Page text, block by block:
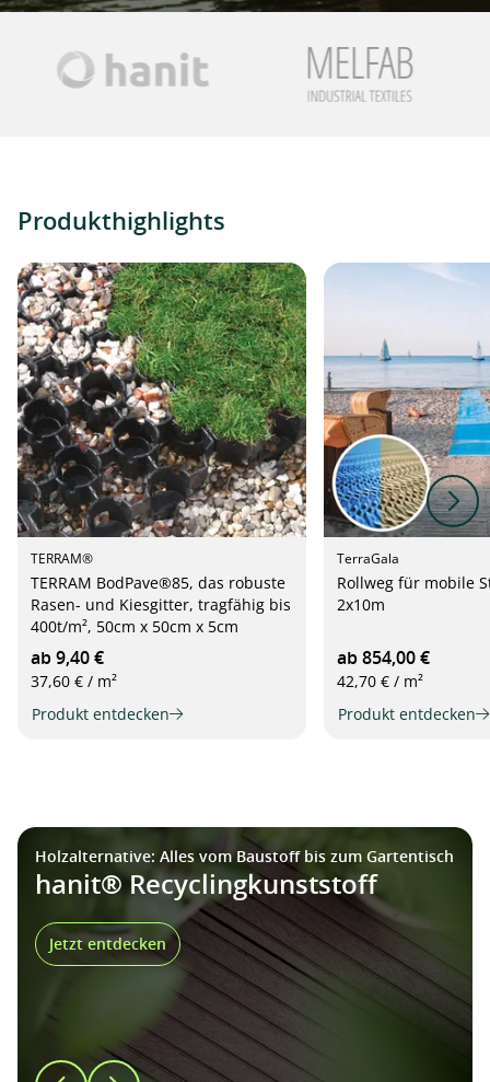
Produkthighlights
TERRAM®
TERRAM BodPave®85, das robuste
Rasen- und Kiesgitter, tragfähig bis
400t/m², 50cm x 50cm x 5cm
ab 9,40 €
37,60 € / m²
Produkt entdecken
TerraGala
Rollweg für mobile
2x10m
ab 854,00 €
42,70 € / m²
Produkt entdecken
Holzalternative: Alles vom Baustoff bis zum Gartentisch
hanit® Recyclingkunststoff
Jetzt entdecken